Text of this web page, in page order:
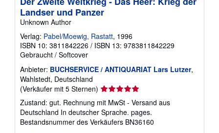
Landser und Panzer
Unknown Author
Verlag: Pabel/Moewig, Rastatt, 1996
ISBN 10: 3811842226 / ISBN 13: 9783811842229
Gebraucht / Softcover
Anbieter: BUCHSERVICE / ANTIQUARIAT Lars Lutzer,
Wahlstedt, Deutschland
(Verkäufer mit 5 Sternen) Verkäuferbewertung
5
von
5
Sternen
Zustand: gut. Rechnung mit MwSt - Versand aus
Deutschland In deutscher Sprache. pages.
Bestandsnummer des Verkäufers BN36160